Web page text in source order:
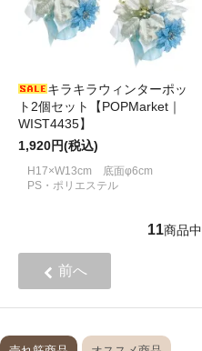
キラキラウィンターポッ
ト2個セット【POPMarket｜
WIST4435】
1,920円(税込)
H17×W13cm 底面φ6cm
PS・ポリエステル
11商品中
前へ